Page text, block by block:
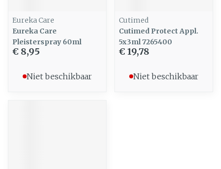
Eureka Care
Eureka Care
Pleisterspray 60ml
€ 8,95
Niet beschikbaar
Cutimed
Cutimed Protect Appl.
5x3ml 7265400
€ 19,78
Niet beschikbaar